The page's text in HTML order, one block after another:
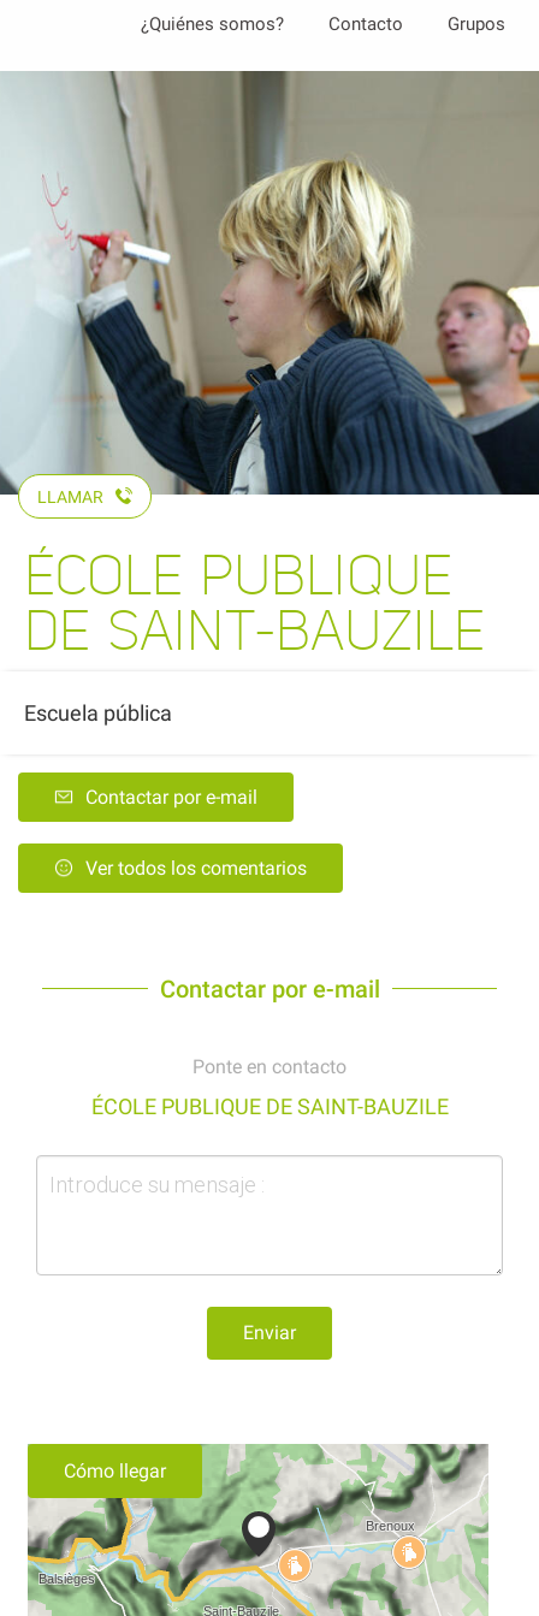
¿Quiénes somos? Contacto Grupos
LLAMAR
ÉCOLE PUBLIQUE
DE SAINT-BAUZILE
Escuela pública
Contactar por e-mail
Ver todos los comentarios
Contactar por e-mail
Ponte en contacto
ÉCOLE PUBLIQUE DE SAINT-BAUZILE
Enviar
Cómo llegar